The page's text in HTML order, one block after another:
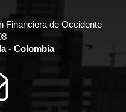
Financiera de Occidente
- Colombia